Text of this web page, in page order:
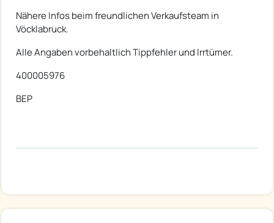
Nähere Infos beim freundlichen Verkaufsteam in
Vöcklabruck.
Alle Angaben vorbehaltlich Tippfehler und Irrtümer.
400005976
BEP